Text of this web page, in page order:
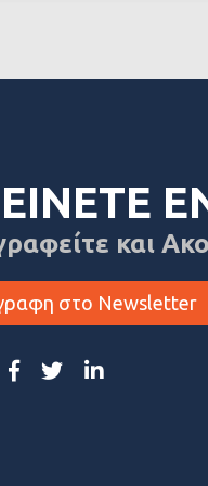
και
στο Newsletter